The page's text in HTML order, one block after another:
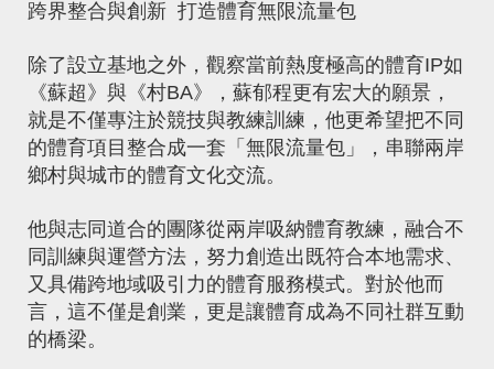
跨界整合與創新 打造體育無限流量包
除了設立基地之外，觀察當前熱度極高的體育IP如
《蘇超》與《村BA》，蘇郁程更有宏大的願景，
就是不僅專注於競技與教練訓練，他更希望把不同
的體育項目整合成一套「無限流量包」，串聯兩岸
鄉村與城市的體育文化交流。
他與志同道合的團隊從兩岸吸納體育教練，融合不
同訓練與運營方法，努力創造出既符合本地需求、
又具備跨地域吸引力的體育服務模式。對於他而
言，這不僅是創業，更是讓體育成為不同社群互動
的橋梁。